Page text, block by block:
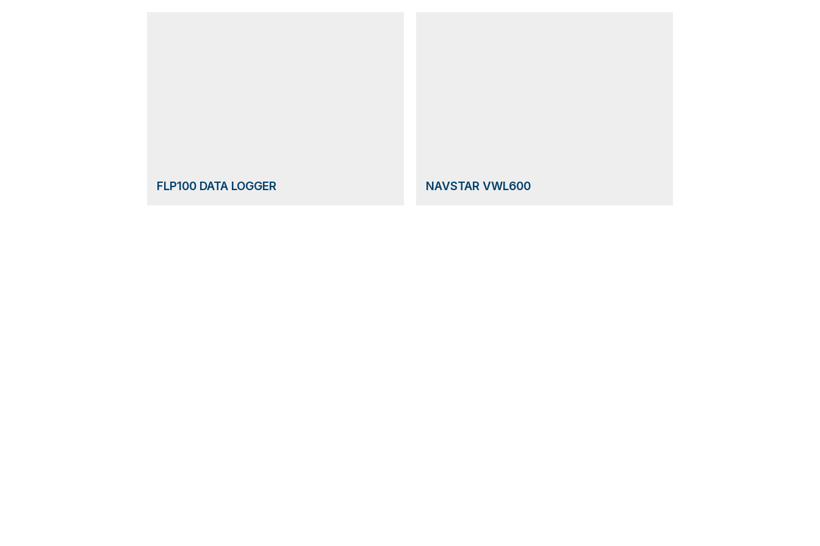
FLP100 DATA LOGGER NAVSTAR VWL600